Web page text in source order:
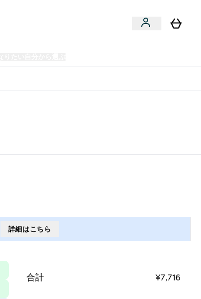
詳細はこちら
合計 ¥7,716‎